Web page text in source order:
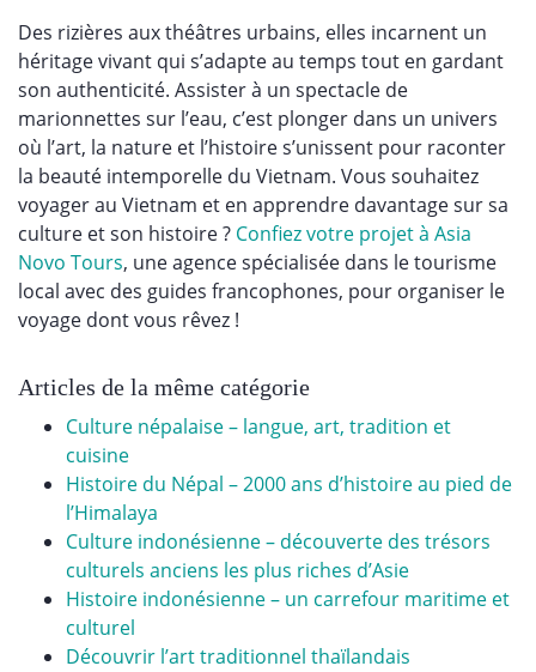
Des rizières aux théâtres urbains, elles incarnent un
héritage vivant qui s’adapte au temps tout en gardant
son authenticité. Assister à un spectacle de
marionnettes sur l’eau, c’est plonger dans un univers
où l’art, la nature et l’histoire s’unissent pour raconter
la beauté intemporelle du Vietnam. Vous souhaitez
voyager au Vietnam et en apprendre davantage sur sa
culture et son histoire ? Confiez votre projet à Asia
Novo Tours, une agence spécialisée dans le tourisme
local avec des guides francophones, pour organiser le
voyage dont vous rêvez !
Articles de la même catégorie
Culture népalaise – langue, art, tradition et
cuisine
Histoire du Népal – 2000 ans d’histoire au pied de
l’Himalaya
Culture indonésienne – découverte des trésors
culturels anciens les plus riches d’Asie
Histoire indonésienne – un carrefour maritime et
culturel
Découvrir l’art traditionnel thaïlandais